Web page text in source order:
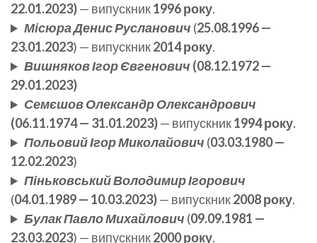
22.01.2023)— випускник1996 року.
Місюра Денис Русланович (25.08.1996 —
23.01.2023) — випускник2014 року.
Вишняков Ігор Євгенович (08.12.1972 —
29.01.2023)
Семєшов Олександр Олександрович
(06.11.1974 — 31.01.2023)— випускник1994 року.
Польовий Ігор Миколайович (03.03.1980 —
12.02.2023)
Піньковський Володимир Ігорович
(04.01.1989 — 10.03.2023)— випускник2008 року.
Булак Павло Михайлович (09.09.1981 —
23.03.2023) — випускник2000 року.